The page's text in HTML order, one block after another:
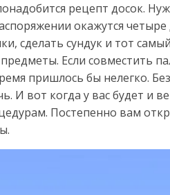
рецепт досок.
окажутся четыре
сделать сундук и тот
Если совместить
пришлось бы нелегко.
И вот когда у вас будет и
Постепенно вам